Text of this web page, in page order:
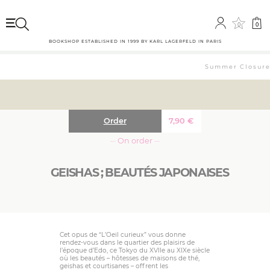
0 0
BOOKSHOP ESTABLISHED IN 1999 BY KARL LAGERFELD IN PARIS
Summer
GEISHAS ; BEAUTÉS JAPONAISES
7,90€
Order
··· On order ···
Cet opus de “L’Oeil curieux” vous donne
rendez-vous dans le quartier des plaisirs de
l’époque d’Edo, ce Tokyo du XVIIe au XIXe siècle
où les beautés – hôtesses de maisons de thé,
geishas et courtisanes – offrent les